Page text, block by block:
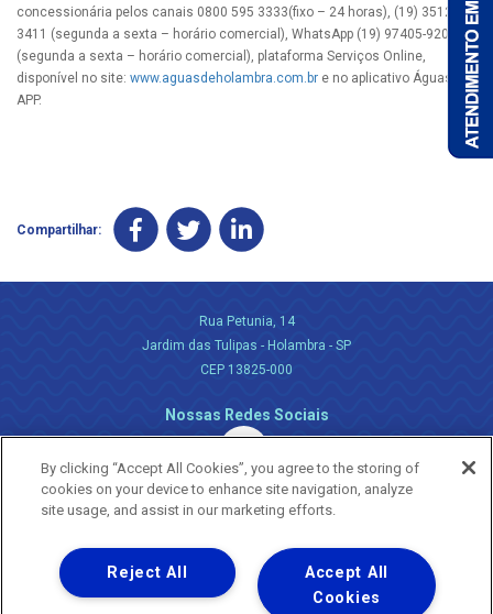
concessionária pelos canais 0800 595 3333(fixo – 24 horas), (19) 3512-
3411 (segunda a sexta – horário comercial), WhatsApp (19) 97405-9200
(segunda a sexta – horário comercial), plataforma Serviços Online,
disponível no site: www.aguasdeholambra.com.br e no aplicativo Águas
APP.
Compartilhar:
Rua Petunia, 14
Jardim das Tulipas - Holambra - SP
CEP 13825-000
Nossas Redes Sociais
Uma empresa
Copyright ® 2026 - Todos os Direitos Reservados.
By clicking “Accept All Cookies”, you agree to the storing of
cookies on your device to enhance site navigation, analyze
site usage, and assist in our marketing efforts.
Accept All
Cookies
Reject All